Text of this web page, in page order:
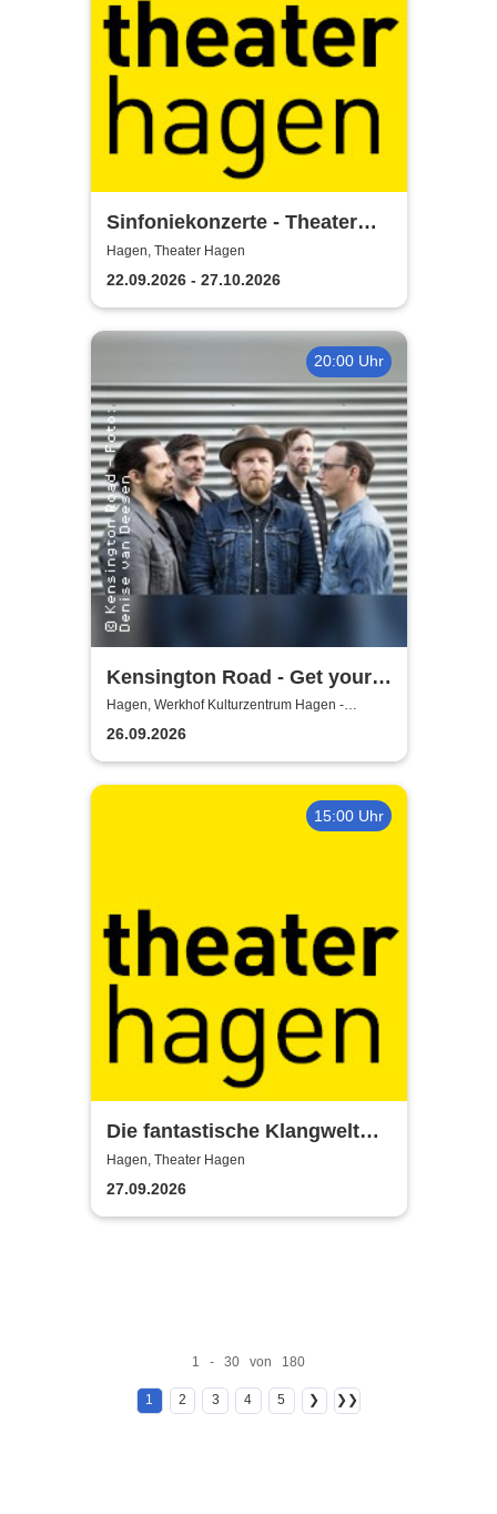
Sinfoniekonzerte - Theater
Hagen
Hagen, Theater Hagen
22.09.2026 - 27.10.2026
20:00 Uhr
Kensington Road - Get your
kicks in 26
Hagen, Werkhof Kulturzentrum Hagen -
Hohenlimburg
26.09.2026
15:00 Uhr
Die fantastische Klangwelt
des Akkordeons - Theater
Hagen
Hagen, Theater Hagen
27.09.2026
1 - 30 von 180
1 2 3 4 5 ❯ ❯❯